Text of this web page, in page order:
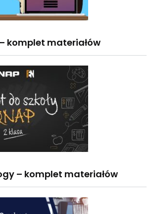
– komplet materiałów
– komplet materiałów